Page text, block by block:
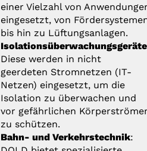
einer Vielzahl von
eingesetzt, von
bis hin zu Lüftungsanlagen.
Isolationsüberwachungsgeräte
Diese werden in nicht
geerdeten Stromnetzen (IT-
Netzen) eingesetzt, um die
Isolation zu überwachen und
vor gefährlichen
zu schützen.
Bahn- und Verkehrstechnik: